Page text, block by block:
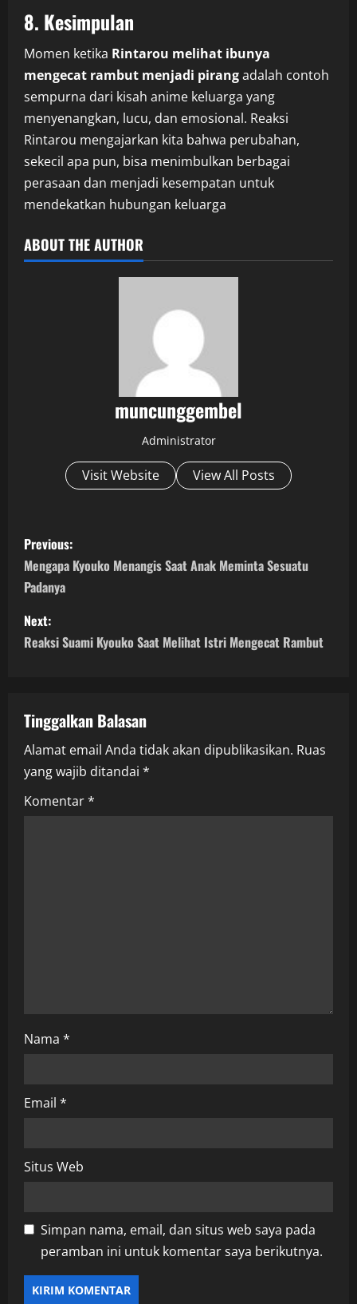
8. Kesimpulan
Momen ketika Rintarou melihat ibunya
mengecat rambut menjadi pirangadalah contoh
sempurna dari kisah anime keluarga yang
menyenangkan, lucu, dan emosional. Reaksi
Rintarou mengajarkan kita bahwa perubahan,
sekecil apa pun, bisa menimbulkan berbagai
perasaan dan menjadi kesempatan untuk
mendekatkan hubungan keluarga
ABOUT THE AUTHOR
muncunggembel
Administrator
Visit Website View All Posts
P
o
s
t
a
v
i
g
Previous:
Mengapa Kyouko Menangis Saat Anak Meminta Sesuatu
Padanya
Next:
Reaksi Suami Kyouko Saat Melihat Istri Mengecat Rambut
Tinggalkan Balasan
Alamat email Anda tidak akan dipublikasikan. Ruas
yang wajib ditandai *
Komentar*
Nama *
Email *
Situs Web
Simpan nama, email, dan situs web saya pada
peramban ini untuk komentar saya berikutnya.